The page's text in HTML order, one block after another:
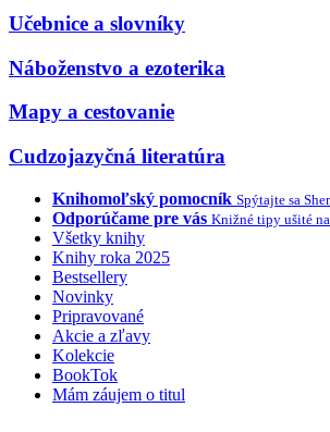
Učebnice a slovníky
Náboženstvo a ezoterika
Mapy a cestovanie
Cudzojazyčná literatúra
Knihomoľský pomocník Spýtajte sa
Odporúčame pre vás Knižné tipy ušité
Všetky knihy
Knihy roka 2025
Bestsellery
Novinky
Pripravované
Akcie a zľavy
Kolekcie
BookTok
Mám záujem o titul